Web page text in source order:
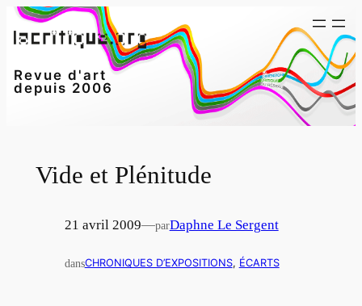
Aller
au
Revue d'art
depuis 2006
Vide et Plénitude
21 avril 2009—parDaphne Le Sergent
dansCHRONIQUES D’EXPOSITIONS, ÉCARTS